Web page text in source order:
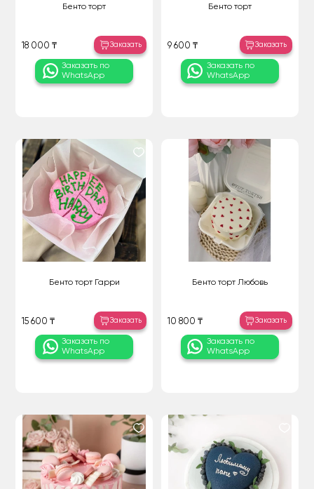
Бенто торт
18 000 ₸ Заказать
Заказать по
WhatsApp
Бенто торт
9 600 ₸ Заказать
Заказать по
WhatsApp
Бенто торт Гарри
15 600 ₸ Заказать
Заказать по
WhatsApp
Бенто торт Любовь
10 800 ₸ Заказать
Заказать по
WhatsApp